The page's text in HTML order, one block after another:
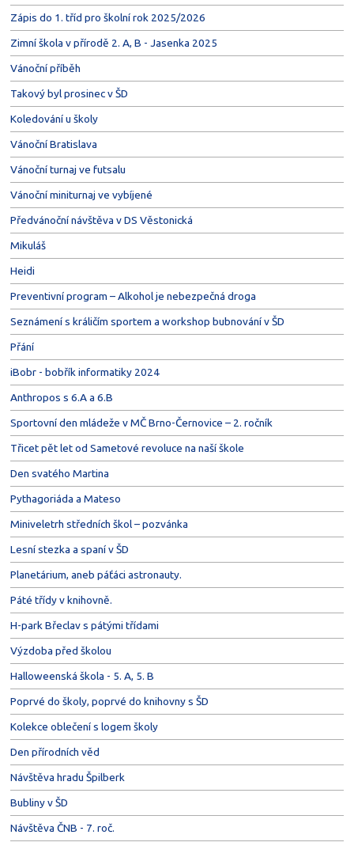
Zápis do 1. tříd pro školní rok 2025/2026
Zimní škola v přírodě 2. A, B - Jasenka 2025
Vánoční příběh
Takový byl prosinec v ŠD
Koledování u školy
Vánoční Bratislava
Vánoční turnaj ve futsalu
Vánoční miniturnaj ve vybíjené
Předvánoční návštěva v DS Věstonická
Mikuláš
Heidi
Preventivní program – Alkohol je nebezpečná droga
Seznámení s králičím sportem a workshop bubnování v ŠD
Přání
iBobr - bobřík informatiky 2024
Anthropos s 6.A a 6.B
Sportovní den mládeže v MČ Brno-Černovice – 2. ročník
Třicet pět let od Sametové revoluce na naší škole
Den svatého Martina
Pythagoriáda a Mateso
Miniveletrh středních škol – pozvánka
Lesní stezka a spaní v ŠD
Planetárium, aneb páťáci astronauty.
Páté třídy v knihovně.
H-park Břeclav s pátými třídami
Výzdoba před školou
Halloweenská škola - 5. A, 5. B
Poprvé do školy, poprvé do knihovny s ŠD
Kolekce oblečení s logem školy
Den přírodních věd
Návštěva hradu Špilberk
Bubliny v ŠD
Návštěva ČNB - 7. roč.